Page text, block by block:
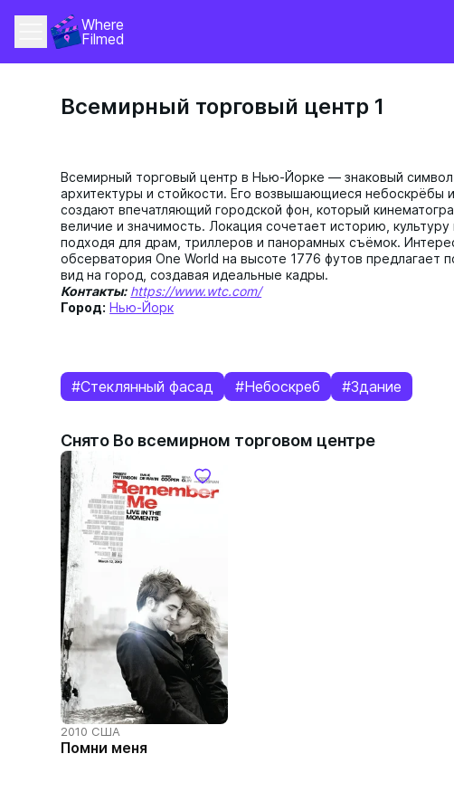
Where
Filmed
Всемирный торговый центр 1
Всемирный торговый центр в Нью-Йорке — знаковый
архитектуры и стойкости. Его возвышающиеся небоскрёбы
создают впечатляющий городской фон, который
величие и значимость. Локация сочетает историю,
подходя для драм, триллеров и панорамных съёмок.
обсерватория One World на высоте 1776 футов предлагает
вид на город, создавая идеальные кадры.
Контакты: https://www.wtc.com/
Город: Нью-Йорк
#Стеклянный фасад #Небоскреб #Здание
Снято Во всемирном торговом центре
2010 США
Помни меня